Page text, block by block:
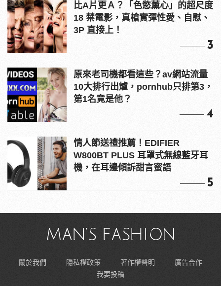
比A片更Ａ？「色慾薰心」的超尺度
18 禁電影，真槍實彈性愛、自慰、
3P 直接上！
3
原來老司機都看這些？av網站流量
10大排行出爐，pornhub只排第3，
第1名竟是他？
4
情人節送禮推薦！EDIFIER
W800BT PLUS 耳罩式無線藍牙耳
機，在耳邊傾訴甜言蜜語
5
關於我們 隱私權政策 著作權聲明
廣告合作
我要投稿